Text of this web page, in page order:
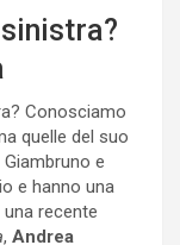
Conosciamo
quelle del suo
e
e hanno una
una recente
, Andrea